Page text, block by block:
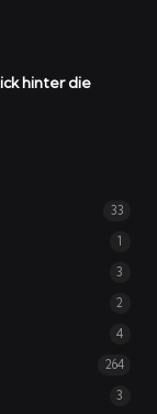
hinter die
33
1
3
2
4
264
3